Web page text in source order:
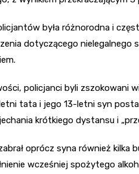
była różnorodna i
dotyczącego nielegalnego
policjanci byli zszokowani
tata i jego 13-letni syn
krótkiego dystansu i
oprócz syna również kilka
wcześniej spożytego